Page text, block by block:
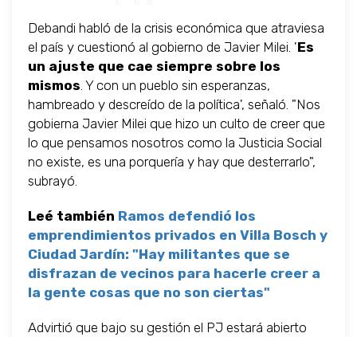
Debandi habló de la crisis económica que atraviesa
el país y cuestionó al gobierno de Javier Milei. 'Es
un ajuste que cae siempre sobre los
mismos. Y con un pueblo sin esperanzas,
hambreado y descreído de la política', señaló. "Nos
gobierna Javier Milei que hizo un culto de creer que
lo que pensamos nosotros como la Justicia Social
no existe, es una porquería y hay que desterrarlo",
subrayó.
Leé también Ramos defendió los
emprendimientos privados en Villa Bosch y
Ciudad Jardín: "Hay militantes que se
disfrazan de vecinos para hacerle creer a
la gente cosas que no son ciertas"
Advirtió que bajo su gestión el PJ estará abierto